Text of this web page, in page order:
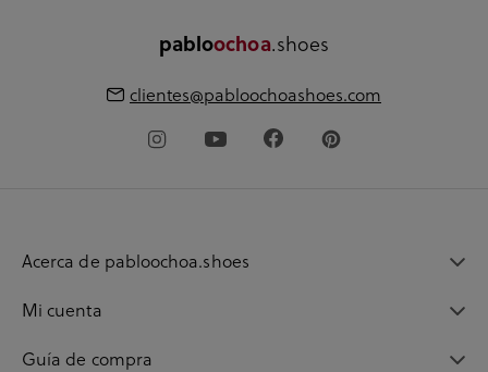
pabloochoa.shoes
clientes@pabloochoashoes.com
Acerca de pabloochoa.shoes
Mi cuenta
Guía de compra